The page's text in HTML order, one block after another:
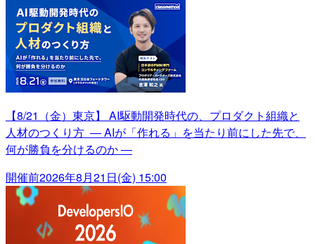
【8/21（金）東京】 AI駆動開発時代の、プロダクト組織と
人材のつくり方 ― AIが「作れる」を当たり前にした先で、
何が勝負を分けるのか ―
開催前2026年8月21日(金) 15:00